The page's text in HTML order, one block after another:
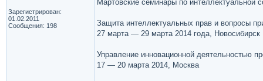
Зарегистрирован:
01.02.2011
Сообщения: 198
Мартовские семинары по интеллектуальной
Защита интеллектуальных прав и вопросы
27 марта — 29 марта 2014 года, Новосибирск
Управление инновационной деятельностью
17 — 20 марта 2014, Москва